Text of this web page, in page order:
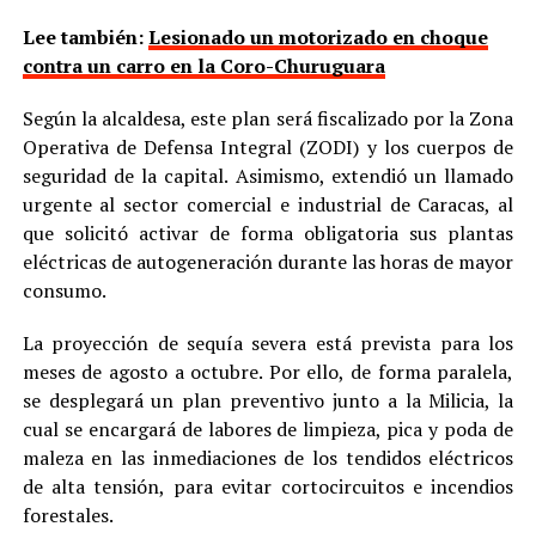
Lee también:Lesionado un motorizado en choque
contra un carro en la Coro-Churuguara
Según la alcaldesa, este plan será fiscalizado por la Zona
Operativa de Defensa Integral (ZODI) y los cuerpos de
seguridad de la capital. Asimismo, extendió un llamado
urgente al sector comercial e industrial de Caracas, al
que solicitó activar de forma obligatoria sus plantas
eléctricas de autogeneración durante las horas de mayor
consumo.
La proyección de sequía severa está prevista para los
meses de agosto a octubre. Por ello, de forma paralela,
se desplegará un plan preventivo junto a la Milicia, la
cual se encargará de labores de limpieza, pica y poda de
maleza en las inmediaciones de los tendidos eléctricos
de alta tensión, para evitar cortocircuitos e incendios
forestales.